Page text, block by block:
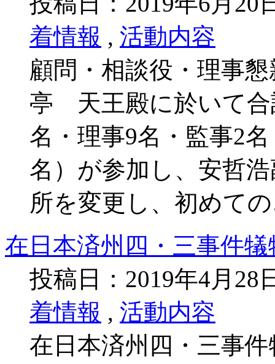
着情報 , 活動内容
顧問・相談役・理事
亭 天王殿に於いて合
名・理事9名・監事2
名）が参加し、安哲
所を変更し、初めて
在日本済州四・三事件
投稿日：2019年4月28
着情報 , 活動内容
在日本済州四・三事